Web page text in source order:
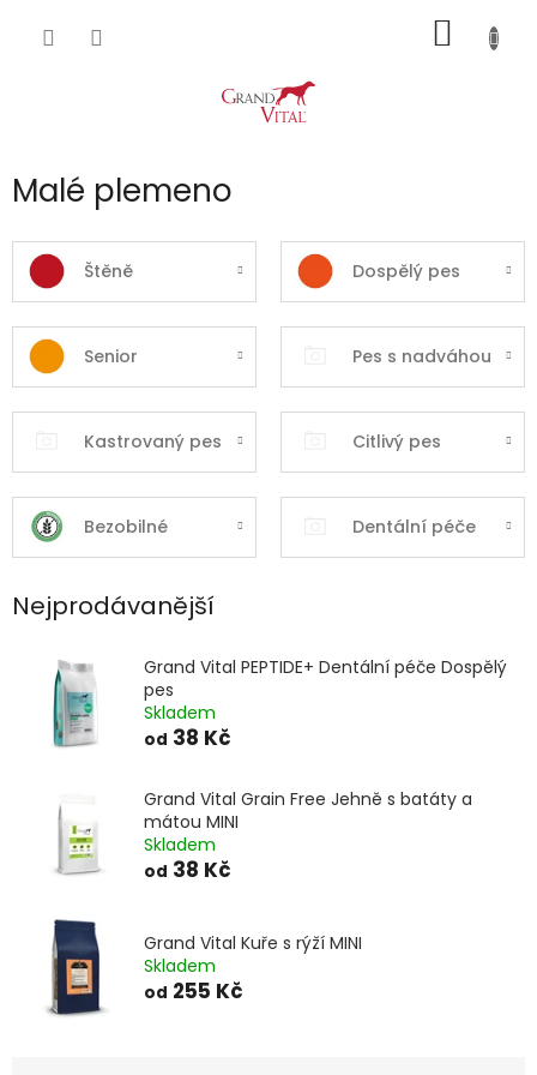
KOŠÍK
Malé plemeno
Štěně Dospělý pes
Senior Pes s nadváhou
Kastrovaný pes Citlivý pes
Bezobilné Dentální péče
Nejprodávanější
Grand Vital PEPTIDE+ Dentální péče Dospělý
pes
Skladem
od 38 Kč
Grand Vital Grain Free Jehně s batáty a
mátou MINI
Skladem
od 38 Kč
Grand Vital Kuře s rýží MINI
Skladem
od 255 Kč